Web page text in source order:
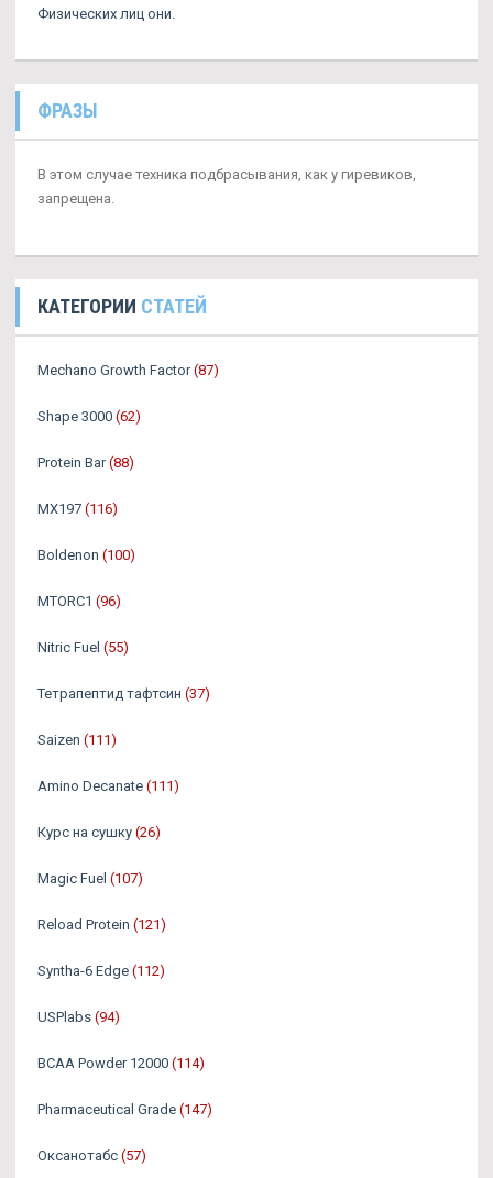
Физических лиц они.
ФРАЗЫ
В этом случае техника подбрасывания, как у гиревиков,
запрещена.
КАТЕГОРИИ СТАТЕЙ
Mechano Growth Factor (87)
Shape 3000 (62)
Protein Bar (88)
MX197 (116)
Boldenon (100)
MTORC1 (96)
Nitric Fuel (55)
Тетрапептид тафтсин (37)
Saizen (111)
Amino Decanate (111)
Курс на сушку (26)
Magic Fuel (107)
Reload Protein (121)
Syntha-6 Edge (112)
USPlabs (94)
BCAA Powder 12000 (114)
Pharmaceutical Grade (147)
Оксанотабс (57)